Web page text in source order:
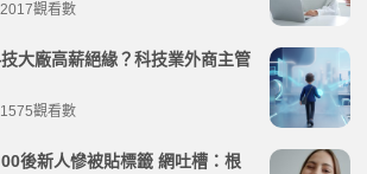
觀看數
大廠高薪絕緣？科技業外商主管
觀看數
後新人慘被貼標籤 網吐槽：根